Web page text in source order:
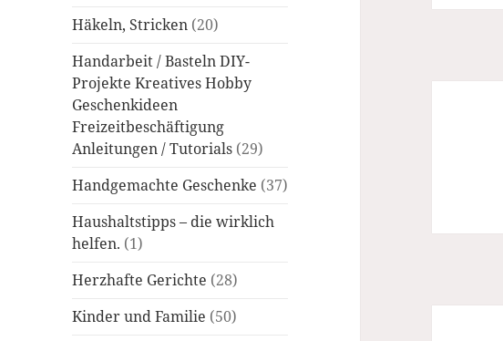
Häkeln, Stricken (20)
Handarbeit / Basteln DIY-
Projekte Kreatives Hobby
Geschenkideen
Freizeitbeschäftigung
Anleitungen / Tutorials (29)
Handgemachte Geschenke (37)
Haushaltstipps – die wirklich
helfen. (1)
Herzhafte Gerichte (28)
Kinder und Familie (50)